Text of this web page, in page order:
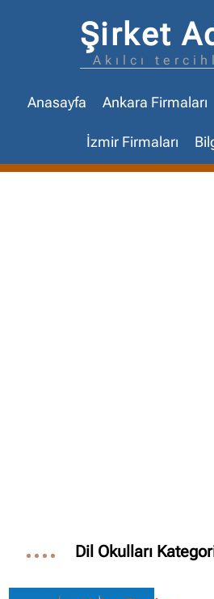
Şirket
Akılcı
Anasayfa Ankara Firmaları
İzmir Firmaları
Dil Okulları
Ankara Firmaları
İstanbul Firmaları